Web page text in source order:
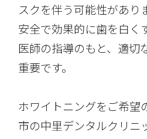
スクを伴う可能性があり
安全で効果的に歯を白く
医師の指導のもと、適切
重要です。
ホワイトニングをご希望
市の中里デンタルクリニ